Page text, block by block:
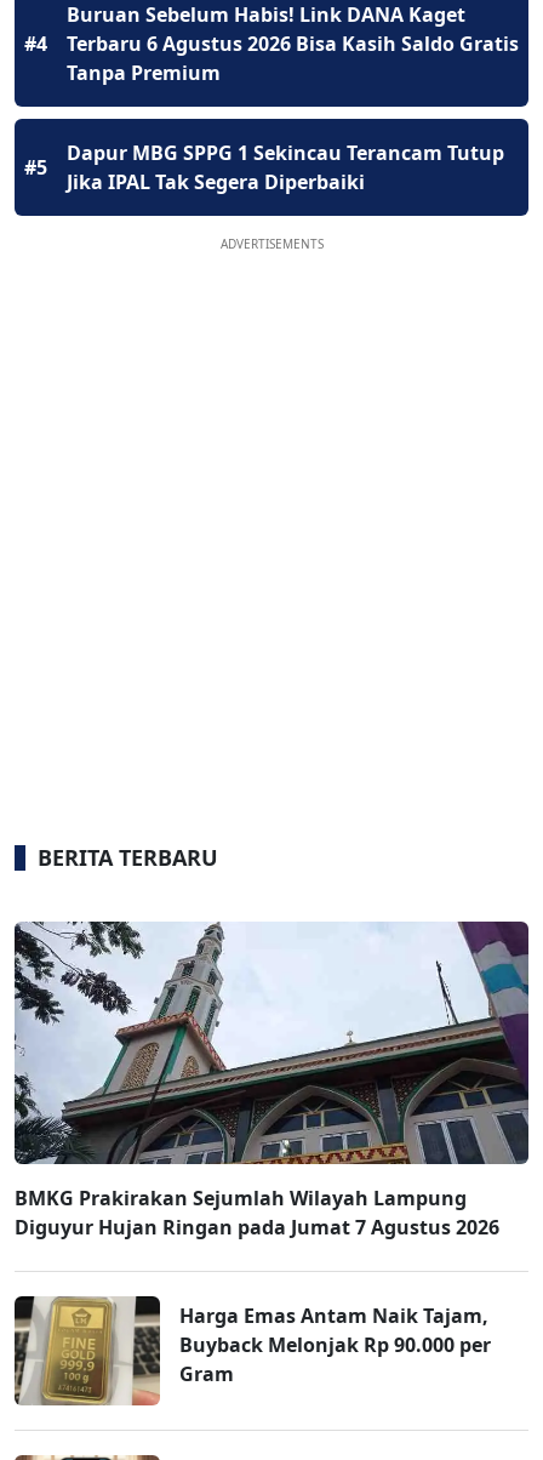
#4
Buruan Sebelum Habis! Link DANA Kaget
Terbaru 6 Agustus 2026 Bisa Kasih Saldo Gratis
Tanpa Premium
#5
Dapur MBG SPPG 1 Sekincau Terancam Tutup
Jika IPAL Tak Segera Diperbaiki
ADVERTISEMENTS
BERITA TERBARU
BMKG Prakirakan Sejumlah Wilayah Lampung
Diguyur Hujan Ringan pada Jumat 7 Agustus 2026
Harga Emas Antam Naik Tajam,
Buyback Melonjak Rp 90.000 per
Gram